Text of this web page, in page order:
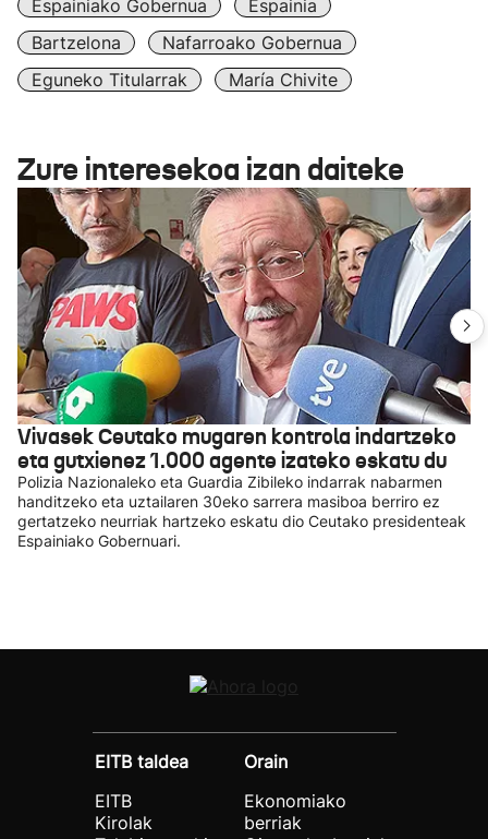
Espainiako Gobernua
Espainia
Bartzelona
Nafarroako Gobernua
Eguneko Titularrak
María Chivite
Zure interesekoa izan daiteke
Vivasek Ceutako mugaren kontrola indartzeko
eta gutxienez 1.000 agente izateko eskatu du
Polizia Nazionaleko eta Guardia Zibileko indarrak nabarmen
handitzeko eta uztailaren 30eko sarrera masiboa berriro ez
gertatzeko neurriak hartzeko eskatu dio Ceutako presidenteak
Espainiako Gobernuari.
EITB taldea
EITB
Kirolak
Orain
Ekonomiako
berriak